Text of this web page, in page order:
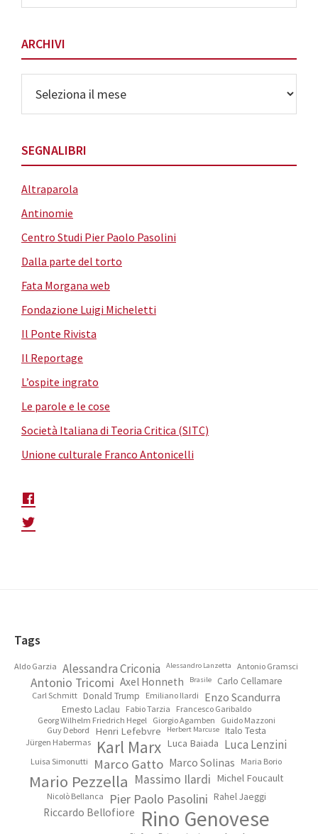
Categorie
ARCHIVI
SEGNALIBRI
Altraparola
Antinomie
Centro Studi Pier Paolo Pasolini
Dalla parte del torto
Fata Morgana web
Fondazione Luigi Micheletti
Il Ponte Rivista
Il Reportage
L’ospite ingrato
Le parole e le cose
Società Italiana di Teoria Critica (SITC)
Unione culturale Franco Antonicelli
Footer
Tags
Aldo Garzia Alessandra Criconia Alessandro Lanzetta Antonio Gramsci
Antonio Tricomi Axel Honneth Brasile Carlo Cellamare
Carl Schmitt Donald Trump Emiliano Ilardi Enzo Scandurra
Ernesto Laclau Fabio Tarzia
Francesco Garibaldo
Georg Wilhelm Friedrich Hegel
Giorgio Agamben
Guido Mazzoni
Guy Debord
Henri Lefebvre Herbert Marcuse Italo Testa
Jürgen Habermas Karl Marx Luca Baiada Luca Lenzini
Luisa Simonutti Marco Gatto Marco Solinas Maria Borio
Mario Pezzella Massimo Ilardi Michel Foucault
Nicolò Bellanca Pier Paolo Pasolini Rahel Jaeggi
Riccardo Bellofiore Rino Genovese